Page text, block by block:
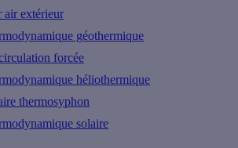
air extérieur
géothermique
forcée
héliothermique
thermosyphon
solaire